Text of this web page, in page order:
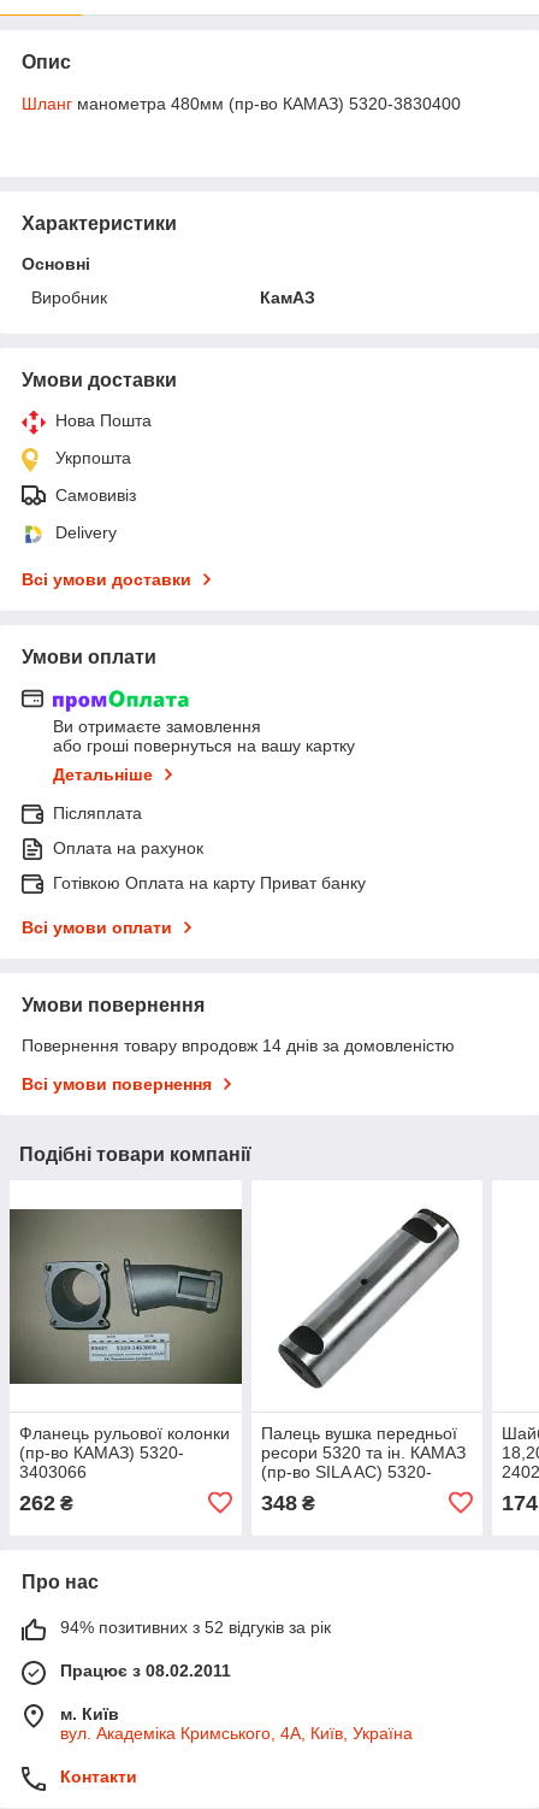
Опис
Шланг манометра 480мм (пр-во КАМАЗ) 5320-3830400
Характеристики
Основні
Виробник
КамАЗ
Умови доставки
Нова Пошта
Укрпошта
Самовивіз
Delivery
Всі умови доставки
Умови оплати
Ви отримаєте замовлення
або гроші повернуться на вашу картку
Детальніше
Післяплата
Оплата на рахунок
Готівкою Оплата на карту Приват банку
Всі умови оплати
Умови повернення
Повернення товару впродовж 14 днів за домовленістю
Всі умови повернення
Подібні товари компанії
Фланець рульової колонки
(пр-во КАМАЗ) 5320-
3403066
262 ₴
Палець вушка передньої
ресори 5320 та ін. КАМАЗ
(пр-во SILA AC) 5320-
348₴ 174
Про нас
94% позитивних з 52 відгуків за рік
Працює з 08.02.2011
м. Київ
вул. Академіка Кримського, 4А, Київ, Україна
Контакти